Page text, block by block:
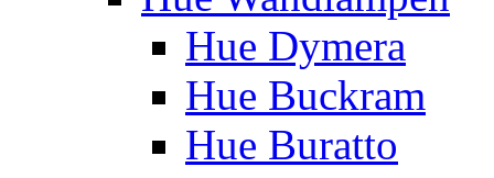
Hue Dymera
Hue Buckram
Hue Buratto